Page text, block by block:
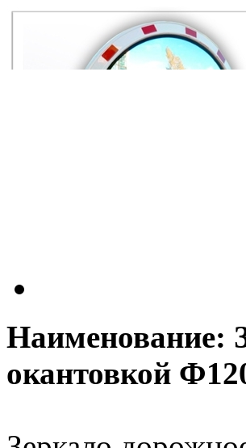
Наименование:
окантовкой